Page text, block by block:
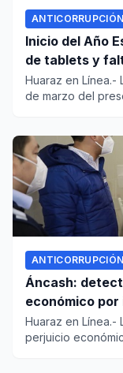
ANTICORRUPCIÓN
Inicio del Año
de tablets y
Huaraz en Línea.-
de marzo del
ANTICORRUPCIÓN
Áncash:
económico por
proveedores
Huaraz en Línea.-
perjuicio